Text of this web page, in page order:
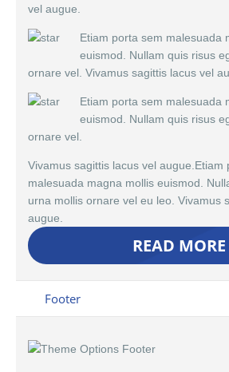
vel augue.
Etiam porta sem malesuada
euismod. Nullam quis risus
ornare vel. Vivamus sagittis lacus vel
Etiam porta sem malesuada
euismod. Nullam quis risus
ornare vel.
Vivamus sagittis lacus vel augue.Etiam
malesuada magna mollis euismod.
urna mollis ornare vel eu leo. Vivamus
augue.
READ MORE
Footer